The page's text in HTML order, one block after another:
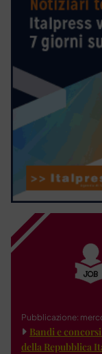
Pubblicazione:
Bandi e
della Repubblica